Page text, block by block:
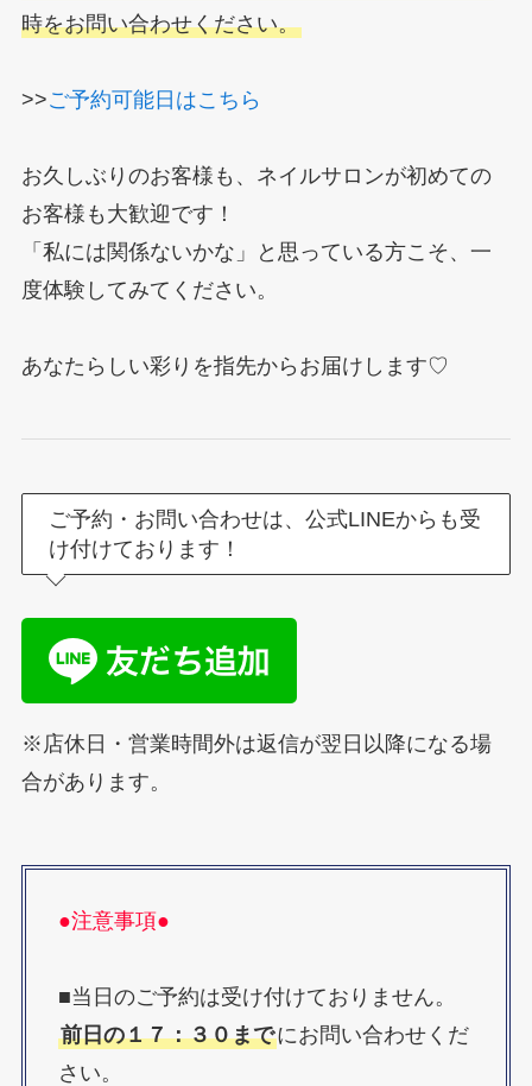
HOME
ABOUT
BLOG
MENU
時をお問い合わせください。
>>ご予約可能日はこちら
お久しぶりのお客様も、ネイルサロンが初めての
お客様も大歓迎です！
「私には関係ないかな」と思っている方こそ、一
度体験してみてください。
あなたらしい彩りを指先からお届けします♡
ご予約・お問い合わせは、公式LINEからも受
け付けております！
※店休日・営業時間外は返信が翌日以降になる場
合があります。
●注意事項●
■当日のご予約は受け付けておりません。
前日の１７：３０までにお問い合わせくだ
さい。